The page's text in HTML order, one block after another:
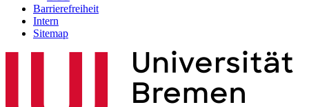
Barrierefreiheit
Intern
Sitemap